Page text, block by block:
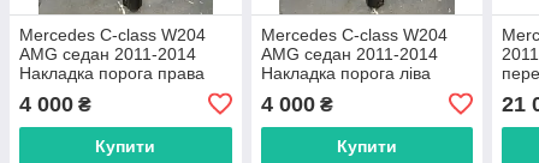
Mercedes C-class W204
AMG седан 2011-2014
Накладка порога права
4 000 ₴
Купити
Mercedes C-class W204
AMG седан 2011-2014
Накладка порога ліва
4 000₴
Купити
21